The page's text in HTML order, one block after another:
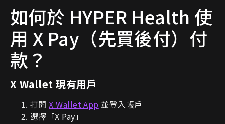
如何於 HYPER Health 使
用 X Pay（先買後付）付
款？
X Wallet 現有用戶
打開X Wallet App 並登入帳戶
選擇「X Pay」